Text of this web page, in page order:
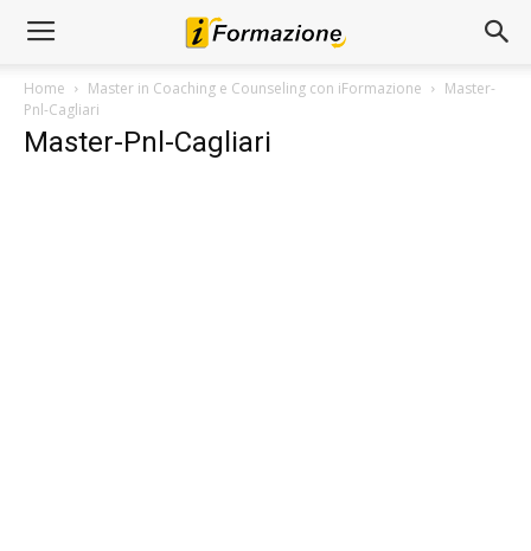
Home Master in Coaching e Counseling con iFormazione
Master-
Pnl-Cagliari
Master-Pnl-Cagliari